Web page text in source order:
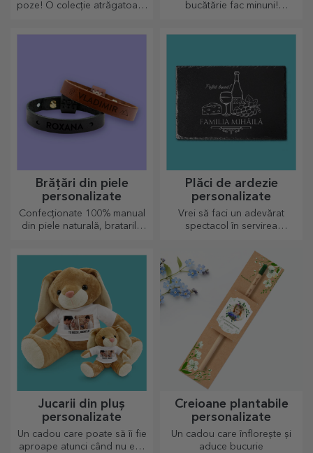
poze! O colecție atrăgatoare
bucătărie fac minuni!
Brățări din piele
personalizate
Confecționate 100% manual
din piele naturală, bratarile
Plăci de ardezie
personalizate
Vrei să faci un adevărat
spectacol în servirea
plăcile de ardezie și crează-ți
propriul design!
Jucarii din pluș
personalizate
Un cadou care poate să îi fie
aproape atunci când nu ești
Creioane plantabile
personalizate
Un cadou care înflorește și
aduce bucurie